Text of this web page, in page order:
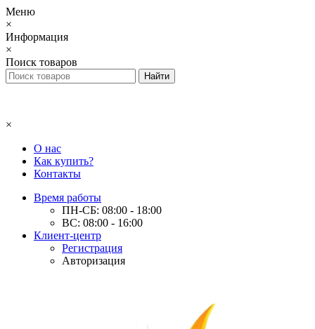
Меню
×
Информация
×
Поиск товаров
×
О нас
Как купить?
Контакты
Время работы
ПН-СБ: 08:00 - 18:00
ВС: 08:00 - 16:00
Клиент-центр
Регистрация
Авторизация